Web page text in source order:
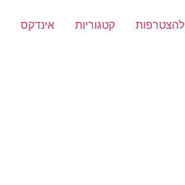
להצטרפות קטגוריות אינדקס